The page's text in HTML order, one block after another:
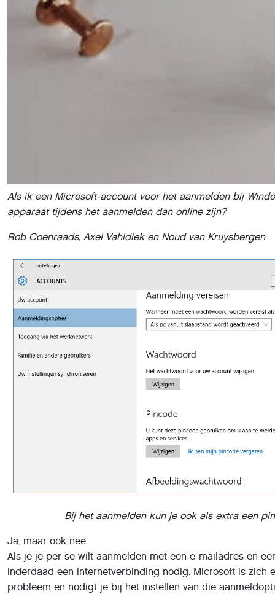
Als ik een Microsoft-account voor het aanmelden bij
apparaat tijdens het aanmelden dan online zijn?
Rob Coenraads, Axel Vahldiek en Noud van Kruysbergen
Bij het aanmelden kun je ook als extra een
Ja, maar ook nee.
Als je je per se wilt aanmelden met een e-mailadres en
inderdaad een internetverbinding nodig. Microsoft is zich
probleem en nodigt je bij het instellen van die